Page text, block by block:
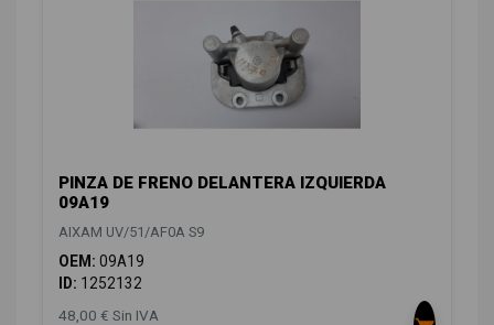
PINZA DE FRENO DELANTERA IZQUIERDA
09A19
AIXAM UV/51/AF0A S9
OEM: 09A19
ID: 1252132
48,00 € Sin IVA